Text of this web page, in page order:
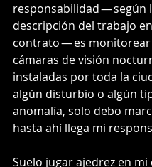
responsabilidad — según
descripción del trabajo
contrato — es monitorear
cámaras de visión
instaladas por toda la
algún disturbio o algún
anomalía, solo debo
hasta ahí llega mi
Suelo jugar ajedrez en mi